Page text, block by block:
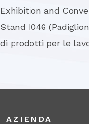
Exhibition and
Stand I046
di prodotti per le
AZIENDA